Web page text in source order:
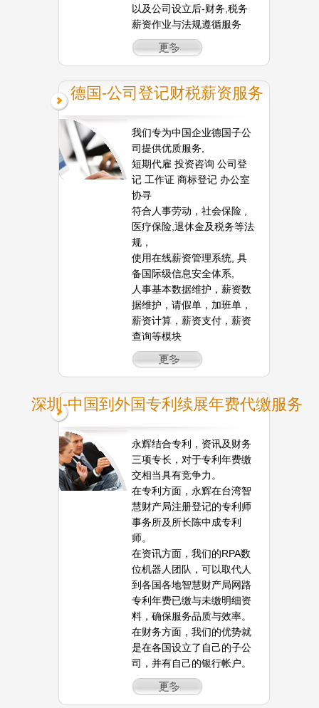
以及公司设立后-财务,税务
薪资作业与法规遵循服务
德国-公司登记财税薪资服务
我们专为中国企业德国子公
司提供优质服务,
短期代雇 投资咨询 公司登
记 工作证 商标登记 办公室
协寻
符合人事劳动，社会保险 ,
医疗保险,退休金及税务等法
规，
使用在线薪资管理系统, 具
备国际级信息安全体系,
人事基本数据维护，薪资数
据维护，请假单，加班单，
薪资计算，薪资支付，薪资
查询等模块
深圳-中国到外国专利续展年费代缴服务
永辉结合专利，资讯及财务
三项专长，对于专利年费缴
交相当具有竞争力。
在专利方面，永辉在台湾智
慧财产局注册登记的专利师
事务所及所长陈中成专利
师。
在资讯方面，我们的RPA数
位机器人团队，可以取代人
到各国各地智慧财产局网路
专利年费已缴与未缴明细资
料，确保服务品质与效率。
在财务方面，我们的优势就
是在各国设立了自己的子公
司，并有自己的银行帐户。